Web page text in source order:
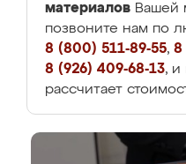
материалов Вашей
позвоните нам по
8 (800) 511-89-55, 8
8 (926) 409-68-13, и
рассчитает